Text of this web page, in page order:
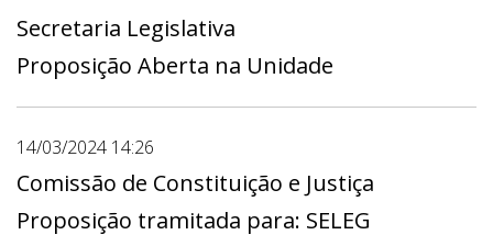
Secretaria Legislativa
Proposição Aberta na Unidade
14/03/2024 14:26
Comissão de Constituição e Justiça
Proposição tramitada para: SELEG